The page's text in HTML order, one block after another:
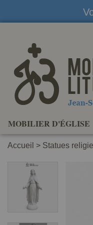
MOBILIER D'ÉGLISE
Accueil > Statues